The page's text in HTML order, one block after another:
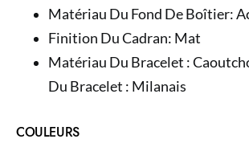
Matériau Du Fond De Boîtier:
Finition Du Cadran: Mat
Matériau Du Bracelet :
Du Bracelet : Milanais
COULEURS